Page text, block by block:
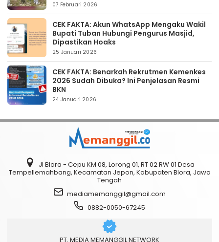
07 Februari 2026
CEK FAKTA: Akun WhatsApp Mengaku Wakil
Bupati Tuban Hubungi Pengurus Masjid,
Dipastikan Hoaks
25 Januari 2026
CEK FAKTA: Benarkah Rekrutmen Kemenkes
2026 Sudah Dibuka? Ini Penjelasan Resmi
BKN
24 Januari 2026
Jl Blora - Cepu KM 08, Lorong 01, RT 02 RW 01 Desa
Tempellemahbang, Kecamatan Jepon, Kabupaten Blora, Jawa
Tengah
mediamemanggil@gmail.com
0882-0050-67245
PT. MEDIA MEMANGGIL NETWORK